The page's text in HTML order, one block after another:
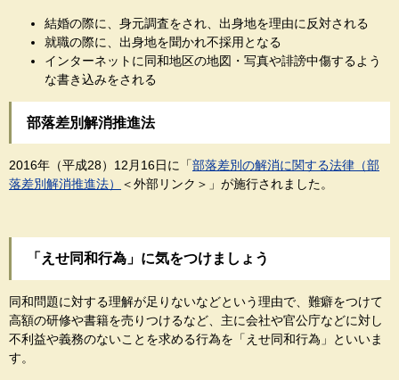
結婚の際に、身元調査をされ、出身地を理由に反対される
就職の際に、出身地を聞かれ不採用となる
インターネットに同和地区の地図・写真や誹謗中傷するよう
な書き込みをされる
部落差別解消推進法
2016年（平成28）12月16日に「部落差別の解消に関する法律（部
落差別解消推進法）
＜外部リンク＞ 」が施行されました。
「えせ同和行為」に気をつけましょう
同和問題に対する理解が足りないなどという理由で、難癖をつけて
高額の研修や書籍を売りつけるなど、主に会社や官公庁などに対し
不利益や義務のないことを求める行為を「えせ同和行為」といいま
す。